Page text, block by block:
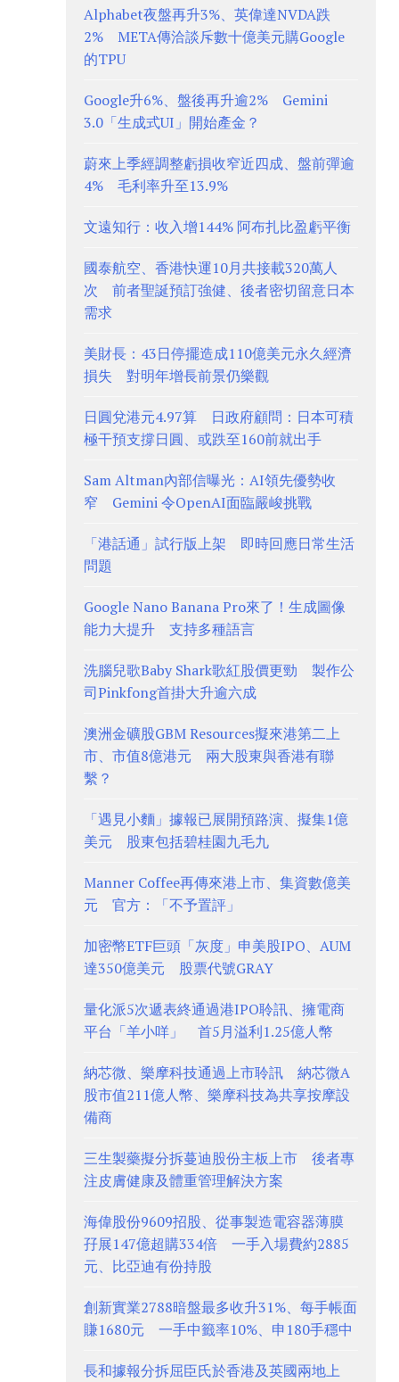
Alphabet夜盤再升3%、英偉達NVDA跌
2% META傳洽談斥數十億美元購Google
的TPU
Google升6%、盤後再升逾2% Gemini
3.0「生成式UI」開始產金？
蔚來上季經調整虧損收窄近四成、盤前彈逾
4% 毛利率升至13.9%
文遠知行：收入增144% 阿布扎比盈虧平衡
國泰航空、香港快運10月共接載320萬人
次 前者聖誕預訂強健、後者密切留意日本
需求
美財長：43日停擺造成110億美元永久經濟
損失 對明年增長前景仍樂觀
日圓兌港元4.97算 日政府顧問：日本可積
極干預支撐日圓、或跌至160前就出手
Sam Altman內部信曝光：AI領先優勢收
窄 Gemini 令OpenAI面臨嚴峻挑戰
「港話通」試行版上架 即時回應日常生活
問題
Google Nano Banana Pro來了！生成圖像
能力大提升 支持多種語言
洗腦兒歌Baby Shark歌紅股價更勁 製作公
司Pinkfong首掛大升逾六成
澳洲金礦股GBM Resources擬來港第二上
市、市值8億港元 兩大股東與香港有聯
繫？
「遇見小麵」據報已展開預路演、擬集1億
美元 股東包括碧桂園九毛九
Manner Coffee再傳來港上市、集資數億美
元 官方：「不予置評」
加密幣ETF巨頭「灰度」申美股IPO、AUM
達350億美元 股票代號GRAY
量化派5次遞表終通過港IPO聆訊、擁電商
平台「羊小咩」 首5月溢利1.25億人幣
納芯微、樂摩科技通過上市聆訊 納芯微A
股市值211億人幣、樂摩科技為共享按摩設
備商
三生製藥擬分拆蔓迪股份主板上市 後者專
注皮膚健康及體重管理解決方案
海偉股份9609招股、從事製造電容器薄膜
孖展147億超購334倍 一手入場費約2885
元、比亞迪有份持股
創新實業2788暗盤最多收升31%、每手帳面
賺1680元 一手中籤率10%、申180手穩中
長和據報分拆屈臣氏於香港及英國兩地上